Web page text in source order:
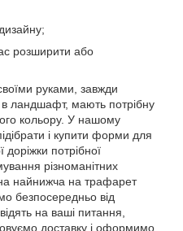
розширити або
руками, завжди
ландшафт, мають потрібну
кольору. У нашому
і купити форми для
потрібної
різноманітних
найнижча на трафарет
безпосередньо від
на ваші питання,
доставку і оформимо